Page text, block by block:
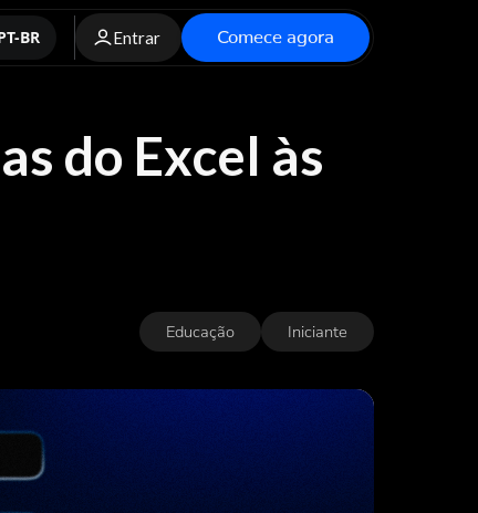
BR Entrar Comece agora
do Excel às
Educação Iniciante